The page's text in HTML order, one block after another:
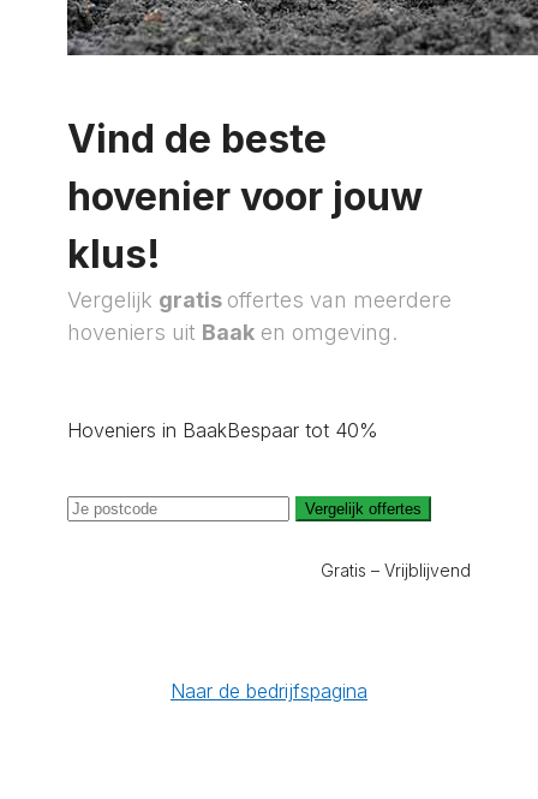
Vind de beste
hovenier voor jouw
klus!
Vergelijk gratis offertes van meerdere
hoveniers uit Baak en omgeving.
Hoveniers in BaakBespaar tot 40%
Vergelijk offertes
Gratis – Vrijblijvend
Naar de bedrijfspagina